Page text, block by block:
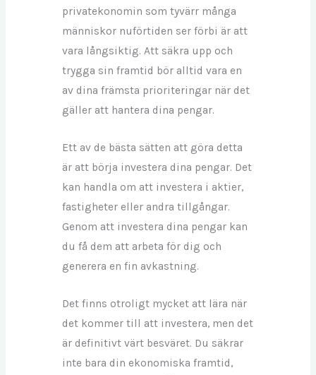
privatekonomin som tyvärr många
människor nuförtiden ser förbi är att
vara långsiktig. Att säkra upp och
trygga sin framtid bör alltid vara en
av dina främsta prioriteringar när det
gäller att hantera dina pengar.
Ett av de bästa sätten att göra detta
är att börja investera dina pengar. Det
kan handla om att investera i aktier,
fastigheter eller andra tillgångar.
Genom att investera dina pengar kan
du få dem att arbeta för dig och
generera en fin avkastning.
Det finns otroligt mycket att lära när
det kommer till att investera, men det
är definitivt värt besväret. Du säkrar
inte bara din ekonomiska framtid,